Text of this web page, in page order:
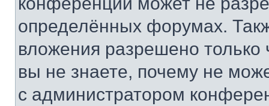
определённых форумах.
вложения разрешено
вы не знаете, почему не
с администратором